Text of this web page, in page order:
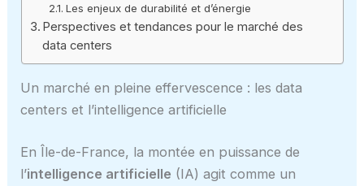
Les enjeux de durabilité et d’énergie
Perspectives et tendances pour le marché des
data centers
Un marché en pleine effervescence : les data
centers et l’intelligence artificielle
En Île-de-France, la montée en puissance de
l’intelligence artificielle (IA) agit comme un